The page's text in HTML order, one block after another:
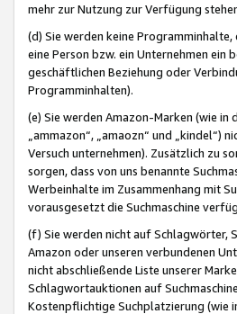
mehr zur Nutzung zur Verfügung
(d) Sie werden keine
eine Person bzw. ein Unternehmen
geschäftlichen Beziehung oder
Programminhalten).
(e) Sie werden Amazon-Marken (wie in
„ammazon“, „amaozn“ und
Versuch unternehmen). Zusätzlich zu
sorgen, dass von uns benannte
Werbeinhalte im Zusammenhang mit
vorausgesetzt die Suchmaschine
(f) Sie werden nicht auf Schlagwörter,
Amazon oder unseren verbundenen
nicht abschließende Liste unserer
Schlagwortauktionen auf
Kostenpflichtige Suchplatzierung (wie